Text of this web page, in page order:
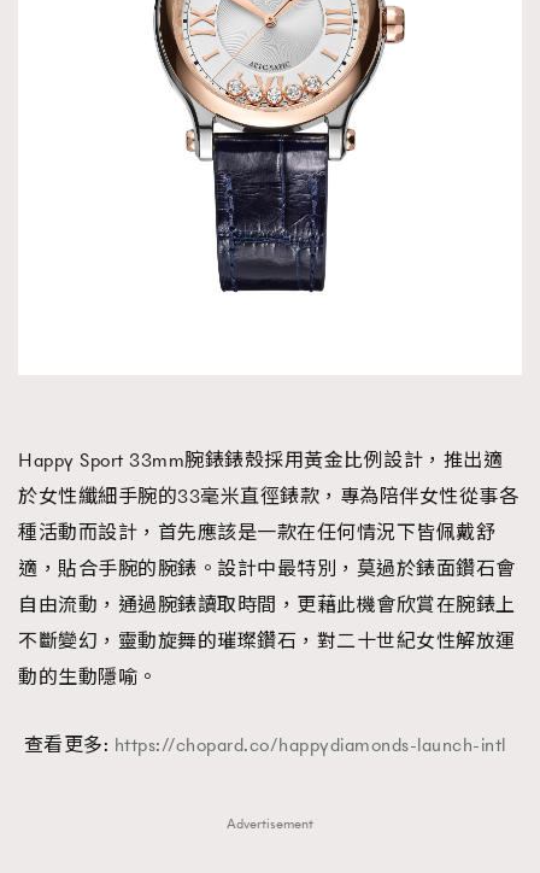
Happy Sport 33mm腕錶錶殼採用黃金比例設計，推出適
於女性纖細手腕的33毫米直徑錶款，專為陪伴女性從事各
種活動而設計，首先應該是一款在任何情況下皆佩戴舒
適，貼合手腕的腕錶。設計中最特別，莫過於錶面鑽石會
自由流動，通過腕錶讀取時間，更藉此機會欣賞在腕錶上
不斷變幻，靈動旋舞的璀璨鑽石，對二十世紀女性解放運
動的生動隱喻。
查看更多: https://chopard.co/happydiamonds-launch-intl
Advertisement